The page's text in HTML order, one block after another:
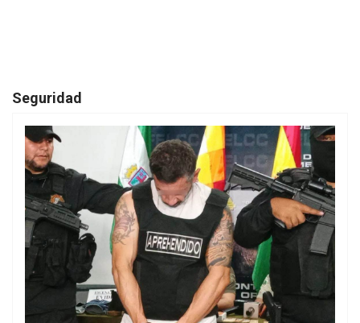
Seguridad